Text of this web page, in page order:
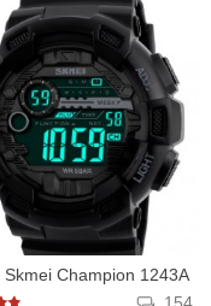
Champion 1243A